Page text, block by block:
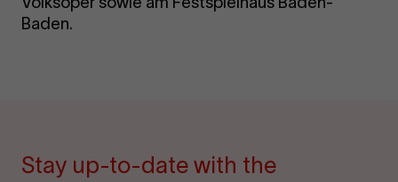
Baden.
Stay up-to-date with the